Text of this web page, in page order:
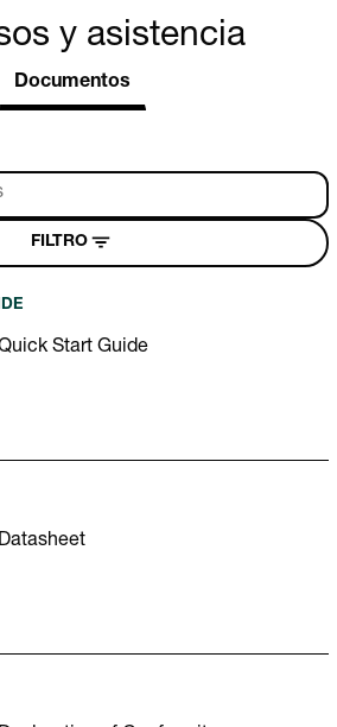
y asistencia
Documentos
FILTRO
Start Guide